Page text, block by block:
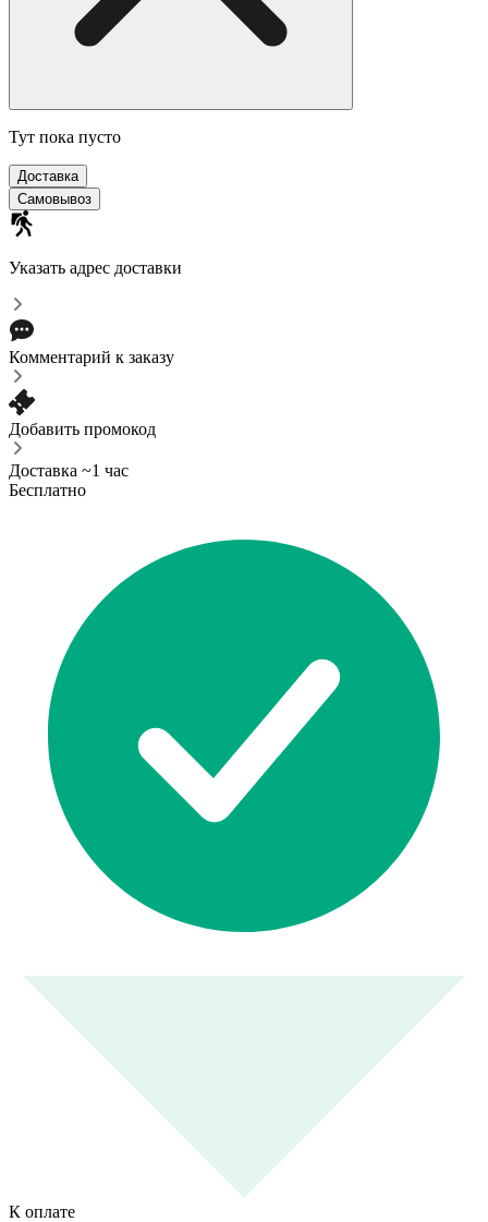
Тут пока пусто
Доставка
Самовывоз
Указать адрес доставки
Комментарий к заказу
Добавить промокод
Доставка ~1 час
Бесплатно
К оплате